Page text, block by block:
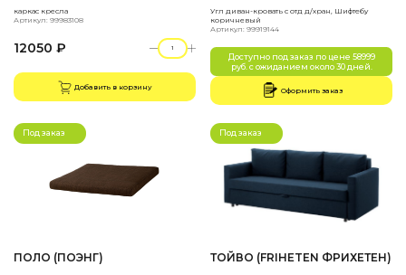
каркас кресла
Артикул: 99983108
12050 ₽
Добавить в корзину
Угл диван-кровать с отд д/хран, Шифтебу
коричневый
Артикул: 99919144
Доступно под заказ по цене 58999
руб. с ожиданием около 30 дней.
Оформить заказ
Под заказ
ПОЛО (ПОЭНГ)
Под заказ
ТОЙВО (FRIHETEN ФРИХЕТЕН)